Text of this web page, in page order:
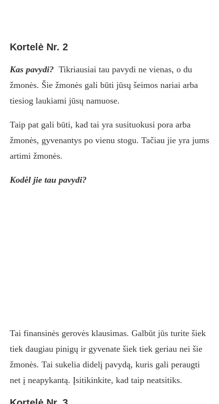
Kortelė Nr. 2
Kas pavydi? Tikriausiai tau pavydi ne vienas, o du
žmonės. Šie žmonės gali būti jūsų šeimos nariai arba
tiesiog laukiami jūsų namuose.
Taip pat gali būti, kad tai yra susituokusi pora arba
žmonės, gyvenantys po vienu stogu. Tačiau jie yra jums
artimi žmonės.
Kodėl jie tau pavydi?
Tai finansinės gerovės klausimas. Galbūt jūs turite šiek
tiek daugiau pinigų ir gyvenate šiek tiek geriau nei šie
žmonės. Tai sukelia didelį pavydą, kuris gali peraugti
net į neapykantą. Įsitikinkite, kad taip neatsitiks.